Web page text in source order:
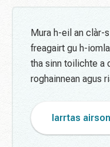
Mura h-eil an clàr-
freagairt gu h-
tha sinn toilichte a
roghainnean agus
Iarrtas